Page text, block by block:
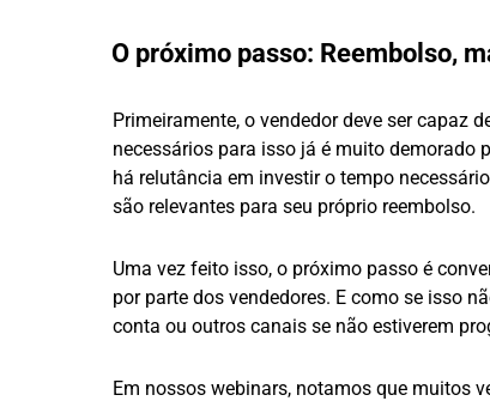
O próximo passo: Reembolso,
Primeiramente, o vendedor deve ser capaz
necessários para isso já é muito demorado
há relutância em investir o tempo
são relevantes para seu próprio reembolso.
Uma vez feito isso, o próximo passo é
por parte dos vendedores. E como se isso
conta ou outros canais se não estiverem
Em nossos webinars, notamos que muitos